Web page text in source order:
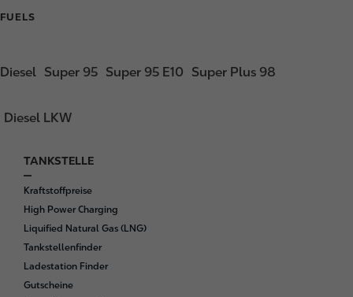
FUELS
Diesel Super 95 Super 95 E10 Super Plus 98
Diesel LKW
F
o
o
t
e
r
TANKSTELLE
Kraftstoffpreise
High Power Charging
Liquified Natural Gas (LNG)
Tankstellenfinder
Ladestation Finder
Gutscheine